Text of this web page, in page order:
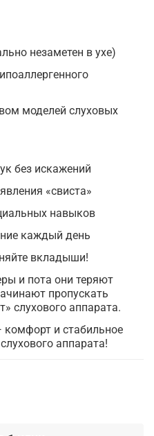
незаметен в ухе)
моделей слуховых
без искажений
«свиста»
навыков
каждый день
вкладыши!
и пота они теряют
пропускать
слухового аппарата.
и стабильное
аппарата!